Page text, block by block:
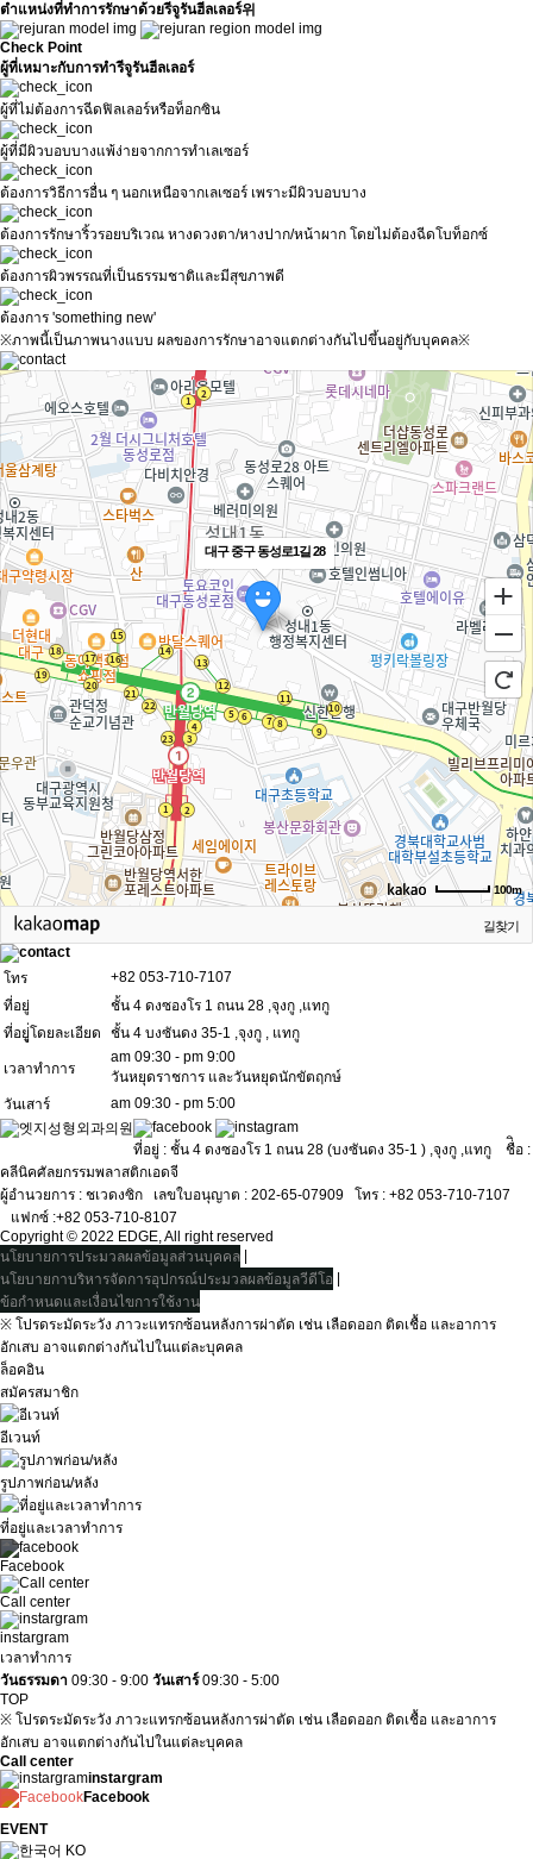
ตำแหน่งที่ทำการรักษาด้วยรีจูรันฮีลเลอร์위
Check Point
ผู้ที่เหมาะกับการทำรีจูรันฮีลเลอร์
ผู้ที่ไม่ต้องการฉีดฟิลเลอร์หรือท็อกซิน
ผู้ที่มีผิวบอบบางแพ้ง่ายจากการทำเลเซอร์
ต้องการวิธีการอื่น ๆ นอกเหนือจากเลเซอร์ เพราะมีผิวบอบบาง
ต้องการรักษาริ้วรอยบริเวณ หางดวงตา/หางปาก/หน้าผาก โดยไม่ต้องฉีดโบท็อกซ์
ต้องการผิวพรรณที่เป็นธรรมชาติและมีสุขภาพดี
ต้องการ 'something new'
※ภาพนี้เป็นภาพนางแบบ ผลของการรักษาอาจแตกต่างกันไปขึ้นอยู่กับบุคคล※
대구 중구 동성로1길 28
100m
길찾기
โทร
+82 053-710-7107
ที่อยู่
ชั้น 4 ดงซองโร 1 ถนน 28 ,จุงกู ,แทกู
ที่อยูู่่โดยละเอียด
ชั้น 4 บงซันดง 35-1 ,จุงกู , แทกู
เวลาทำการ
am 09:30 - pm 9:00
วันหยุดราชการ และวันหยุดนักขัตฤกษ์
วันเสาร์
am 09:30 - pm 5:00
ที่อยู่ : ชั้น 4 ดงซองโร 1 ถนน 28 (บงซันดง 35-1 ) ,จุงกู ,แทกู ชื่ิอ :
คลีนิคศัลยกรรมพลาสติกเอดจี
ผู้อำนวยการ : ชเวดงซิกㅤ เลขใบอนุญาต : 202-65-07909ㅤ โทร : +82 053-710-7107
ㅤ แฟกซ์ :+82 053-710-8107
Copyright © 2022 EDGE, All right reserved
นโยบายการประมวลผลข้อมูลส่วนบุคคล |
นโยบายกาบริหารจัดการอุปกรณ์ประมวลผลข้อมูลวีดีโอ |
ข้อกำหนดและเงื่อนไขการใช้งาน
※ โปรดระมัดระวัง ภาวะแทรกซ้อนหลังการผ่าตัด เช่น เลือดออก ติดเชื้อ และอาการ
อักเสบ อาจแตกต่างกันไปในแต่ละบุคคล
ล็อคอิน
สมัครสมาชิก
อีเวนท์
รูปภาพก่อน/หลัง
ที่อยู่และเวลาทำการ
Facebook
Call center
instargram
เวลาทำการ
วันธรรมดา 09:30 - 9:00 วันเสาร์ 09:30 - 5:00
TOP
※ โปรดระมัดระวัง ภาวะแทรกซ้อนหลังการผ่าตัด เช่น เลือดออก ติดเชื้อ และอาการ
อักเสบ อาจแตกต่างกันไปในแต่ละบุคคล
Call center
instargram
Facebook
EVENT
KO